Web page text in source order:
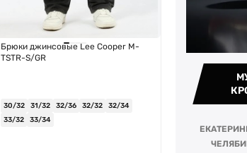
Брюки джинсовые Lee Cooper M-
TSTR-S/GR
30/32 31/32 32/36 32/32
32/34
33/32
33/34